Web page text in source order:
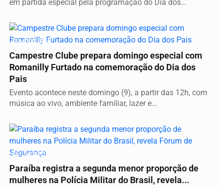
em partida especial pela programação do Dia dos...
DIA DOS PAIS
Campestre Clube prepara domingo especial com
Romanilly Furtado na comemoração do Dia dos
Pais
Evento acontece neste domingo (9), a partir das 12h, com
música ao vivo, ambiente familiar, lazer e...
DESTAQUES
Paraíba registra a segunda menor proporção de
mulheres na Polícia Militar do Brasil, revela...